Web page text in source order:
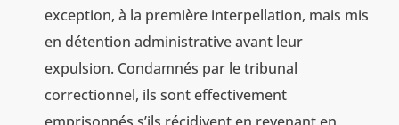
exception, à la première interpellation, mais mis
en détention administrative avant leur
expulsion. Condamnés par le tribunal
correctionnel, ils sont effectivement